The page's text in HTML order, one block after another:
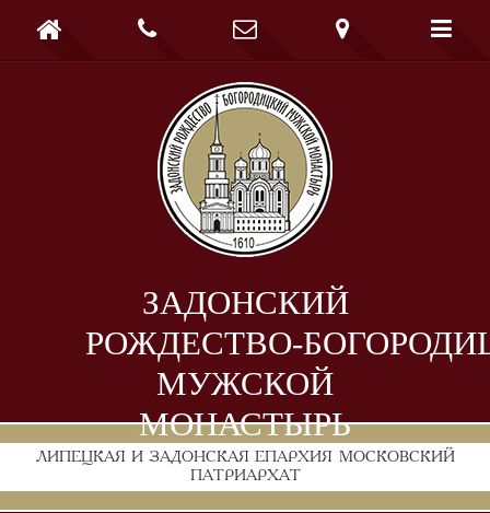
ЗАДОНСКИЙ
РОЖДЕСТВО-
МУЖСКОЙ
МОНАСТЫРЬ
ЛИПЕЦКАЯ И ЗАДОНСКАЯ ЕПАРХИЯ МОСКОВСКИЙ
ПАТРИАРХАТ
    